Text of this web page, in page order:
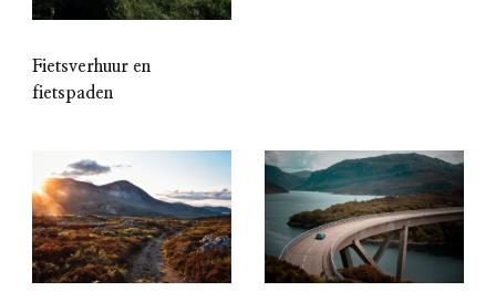
Fietsverhuur en
fietspaden